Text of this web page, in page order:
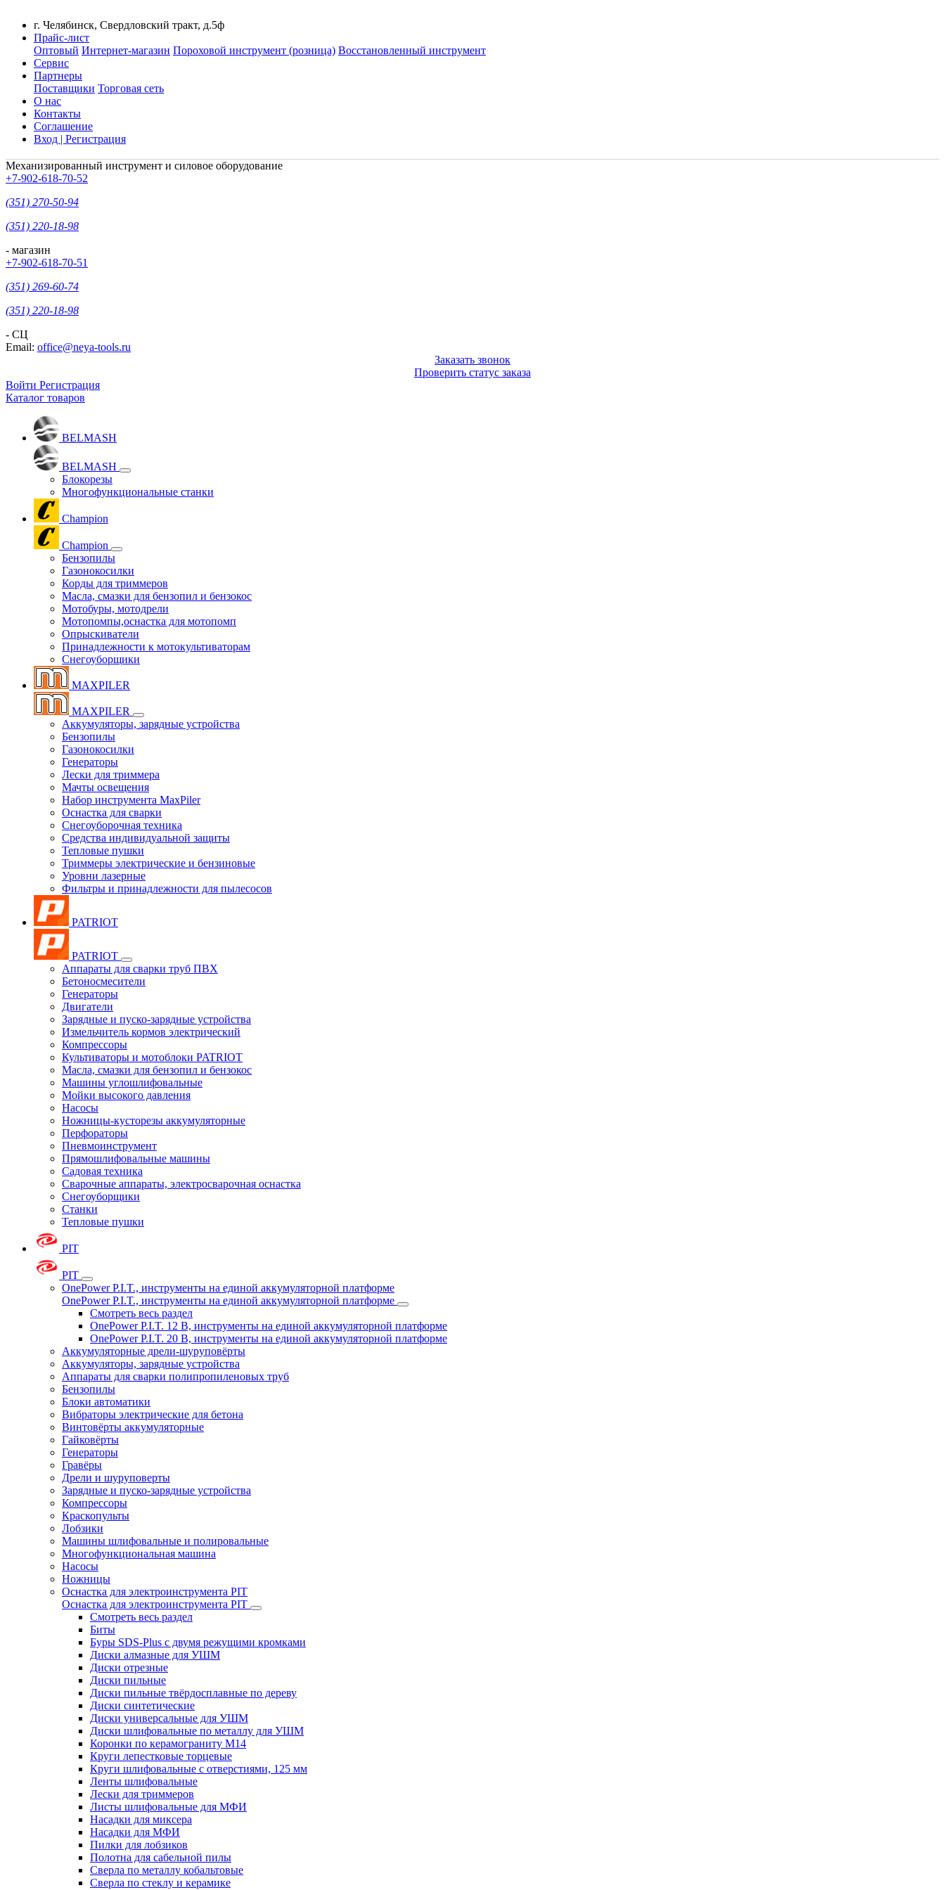
г. Челябинск, Свердловский тракт, д.5ф
Прайс-лист
Оптовый Интернет-магазин Пороховой инструмент (розница) Восстановленный инструмент
Сервис
Партнеры
Поставщики Торговая сеть
О нас
Контакты
Соглашение
Вход | Регистрация
Механизированный инструмент и силовое оборудование
+7-902-618-70-52
(351) 270-50-94
(351) 220-18-98
- магазин
+7-902-618-70-51
(351) 269-60-74
(351) 220-18-98
- СЦ
Email: office@neya-tools.ru
Заказать звонок
Проверить статус заказа
Войти Регистрация
Каталог товаров
BELMASH
BELMASH
Блокорезы
Многофункциональные станки
Champion
Champion
Бензопилы
Газонокосилки
Корды для триммеров
Масла, смазки для бензопил и бензокос
Мотобуры, мотодрели
Мотопомпы,оснастка для мотопомп
Опрыскиватели
Принадлежности к мотокультиваторам
Снегоуборщики
MAXPILER
MAXPILER
Аккумуляторы, зарядные устройства
Бензопилы
Газонокосилки
Генераторы
Лески для триммера
Мачты освещения
Набор инструмента MaxPiler
Оснастка для сварки
Снегоуборочная техника
Средства индивидуальной защиты
Тепловые пушки
Триммеры электрические и бензиновые
Уровни лазерные
Фильтры и принадлежности для пылесосов
PATRIOT
PATRIOT
Аппараты для сварки труб ПВХ
Бетоносмесители
Генераторы
Двигатели
Зарядные и пуско-зарядные устройства
Измельчитель кормов электрический
Компрессоры
Культиваторы и мотоблоки PATRIOT
Масла, смазки для бензопил и бензокос
Машины углошлифовальные
Мойки высокого давления
Насосы
Ножницы-кусторезы аккумуляторные
Перфораторы
Пневмоинструмент
Прямошлифовальные машины
Садовая техника
Сварочные аппараты, электросварочная оснастка
Снегоуборщики
Станки
Тепловые пушки
PIT
PIT
OnePower P.I.T., инструменты на единой аккумуляторной платформе
OnePower P.I.T., инструменты на единой аккумуляторной платформе
Смотреть весь раздел
OnePower P.I.T. 12 В, инструменты на единой аккумуляторной платформе
OnePower P.I.T. 20 В, инструменты на единой аккумуляторной платформе
Аккумуляторные дрели-шуруповёрты
Аккумуляторы, зарядные устройства
Аппараты для сварки полипропиленовых труб
Бензопилы
Блоки автоматики
Вибраторы электрические для бетона
Винтовёрты аккумуляторные
Гайковёрты
Генераторы
Гравёры
Дрели и шуруповерты
Зарядные и пуско-зарядные устройства
Компрессоры
Краскопульты
Лобзики
Машины шлифовальные и полировальные
Многофункциональная машина
Насосы
Ножницы
Оснастка для электроинструмента PIT
Оснастка для электроинструмента PIT
Смотреть весь раздел
Биты
Буры SDS-Plus c двумя режущими кромками
Диски алмазные для УШМ
Диски отрезные
Диски пильные
Диски пильные твёрдосплавные по дереву
Диски синтетические
Диски универсальные для УШМ
Диски шлифовальные по металлу для УШМ
Коронки по керамограниту M14
Круги лепестковые торцевые
Круги шлифовальные с отверстиями, 125 мм
Ленты шлифовальные
Лески для триммеров
Листы шлифовальные для МФИ
Насадки для миксера
Насадки для МФИ
Пилки для лобзиков
Полотна для сабельной пилы
Сверла по металлу кобальтовые
Сверла по стеклу и керамике